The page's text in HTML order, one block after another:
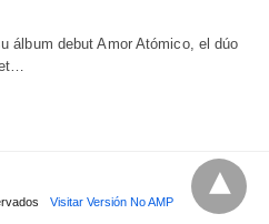
álbum debut Amor Atómico, el dúo
Visitar Versión No AMP